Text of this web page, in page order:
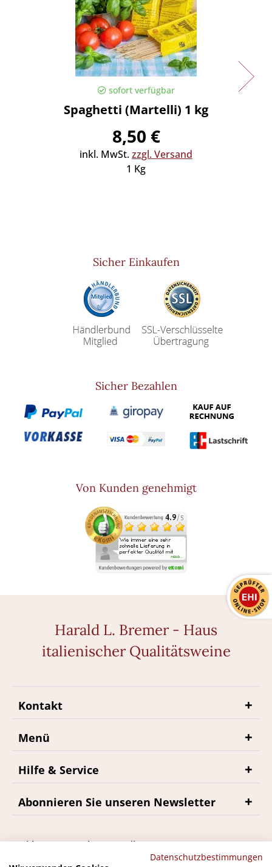
sofort verfügbar
Spaghetti (Martelli) 1 kg
8,50 €
inkl. MwSt.zzgl. Versand
1 Kg
Sicher Einkaufen
Sicher Bezahlen
Von Kunden genehmigt
Harald L. Bremer - Haus
italienischer Qualitätsweine
Kontakt
Menü
Hilfe & Service
Abonnieren Sie unseren Newsletter
*inkl. MwSt., zzgl. Versandkosten
Datenschutzbestimmungen